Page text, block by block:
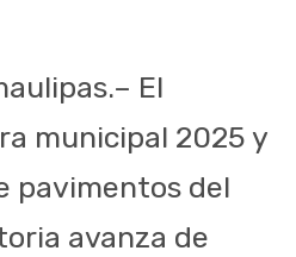
El
municipal 2025 y
pavimentos del
avanza de